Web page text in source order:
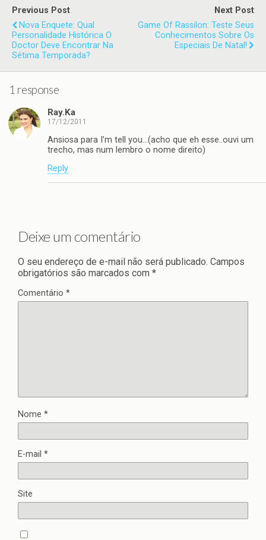
Previous Post
Nova Enquete: Qual
Personalidade Histórica O
Doctor Deve Encontrar Na
Sétima Temporada?
Next Post
Game Of Rassilon: Teste Seus
Conhecimentos Sobre Os
Especiais De Natal!
1 response
Ray.Ka
17/12/2011
Ansiosa para I’m tell you…(acho que eh esse..ouvi um
trecho, mas num lembro o nome direito)
Reply
Deixe um comentário
O seu endereço de e-mail não será publicado. Campos
obrigatórios são marcados com *
Comentário *
Nome *
E-mail *
Site